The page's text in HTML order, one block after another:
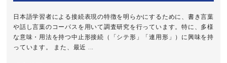
日本語学習者による接続表現の特徴を明らかにするために、書き言葉
や話し言葉のコーパスを用いて調査研究を行っています。特に、多様
な意味・用法を持つ中止形接続（「シテ形」「連用形」）に興味を持
っています。 また、最近 ...